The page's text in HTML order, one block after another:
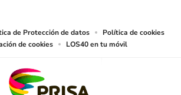
de Protección de datos
Política de cookies
de cookies
LOS40 en tu móvil